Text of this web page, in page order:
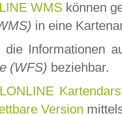
WMS können
in eine
die Informationen
(WFS) beziehbar.
Version